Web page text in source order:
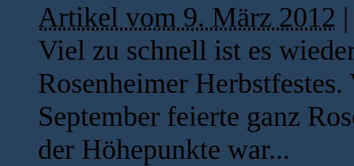
Artikel vom 9. März 2012
Viel zu schnell ist es
Rosenheimer
September feierte ganz
der Höhepunkte war...